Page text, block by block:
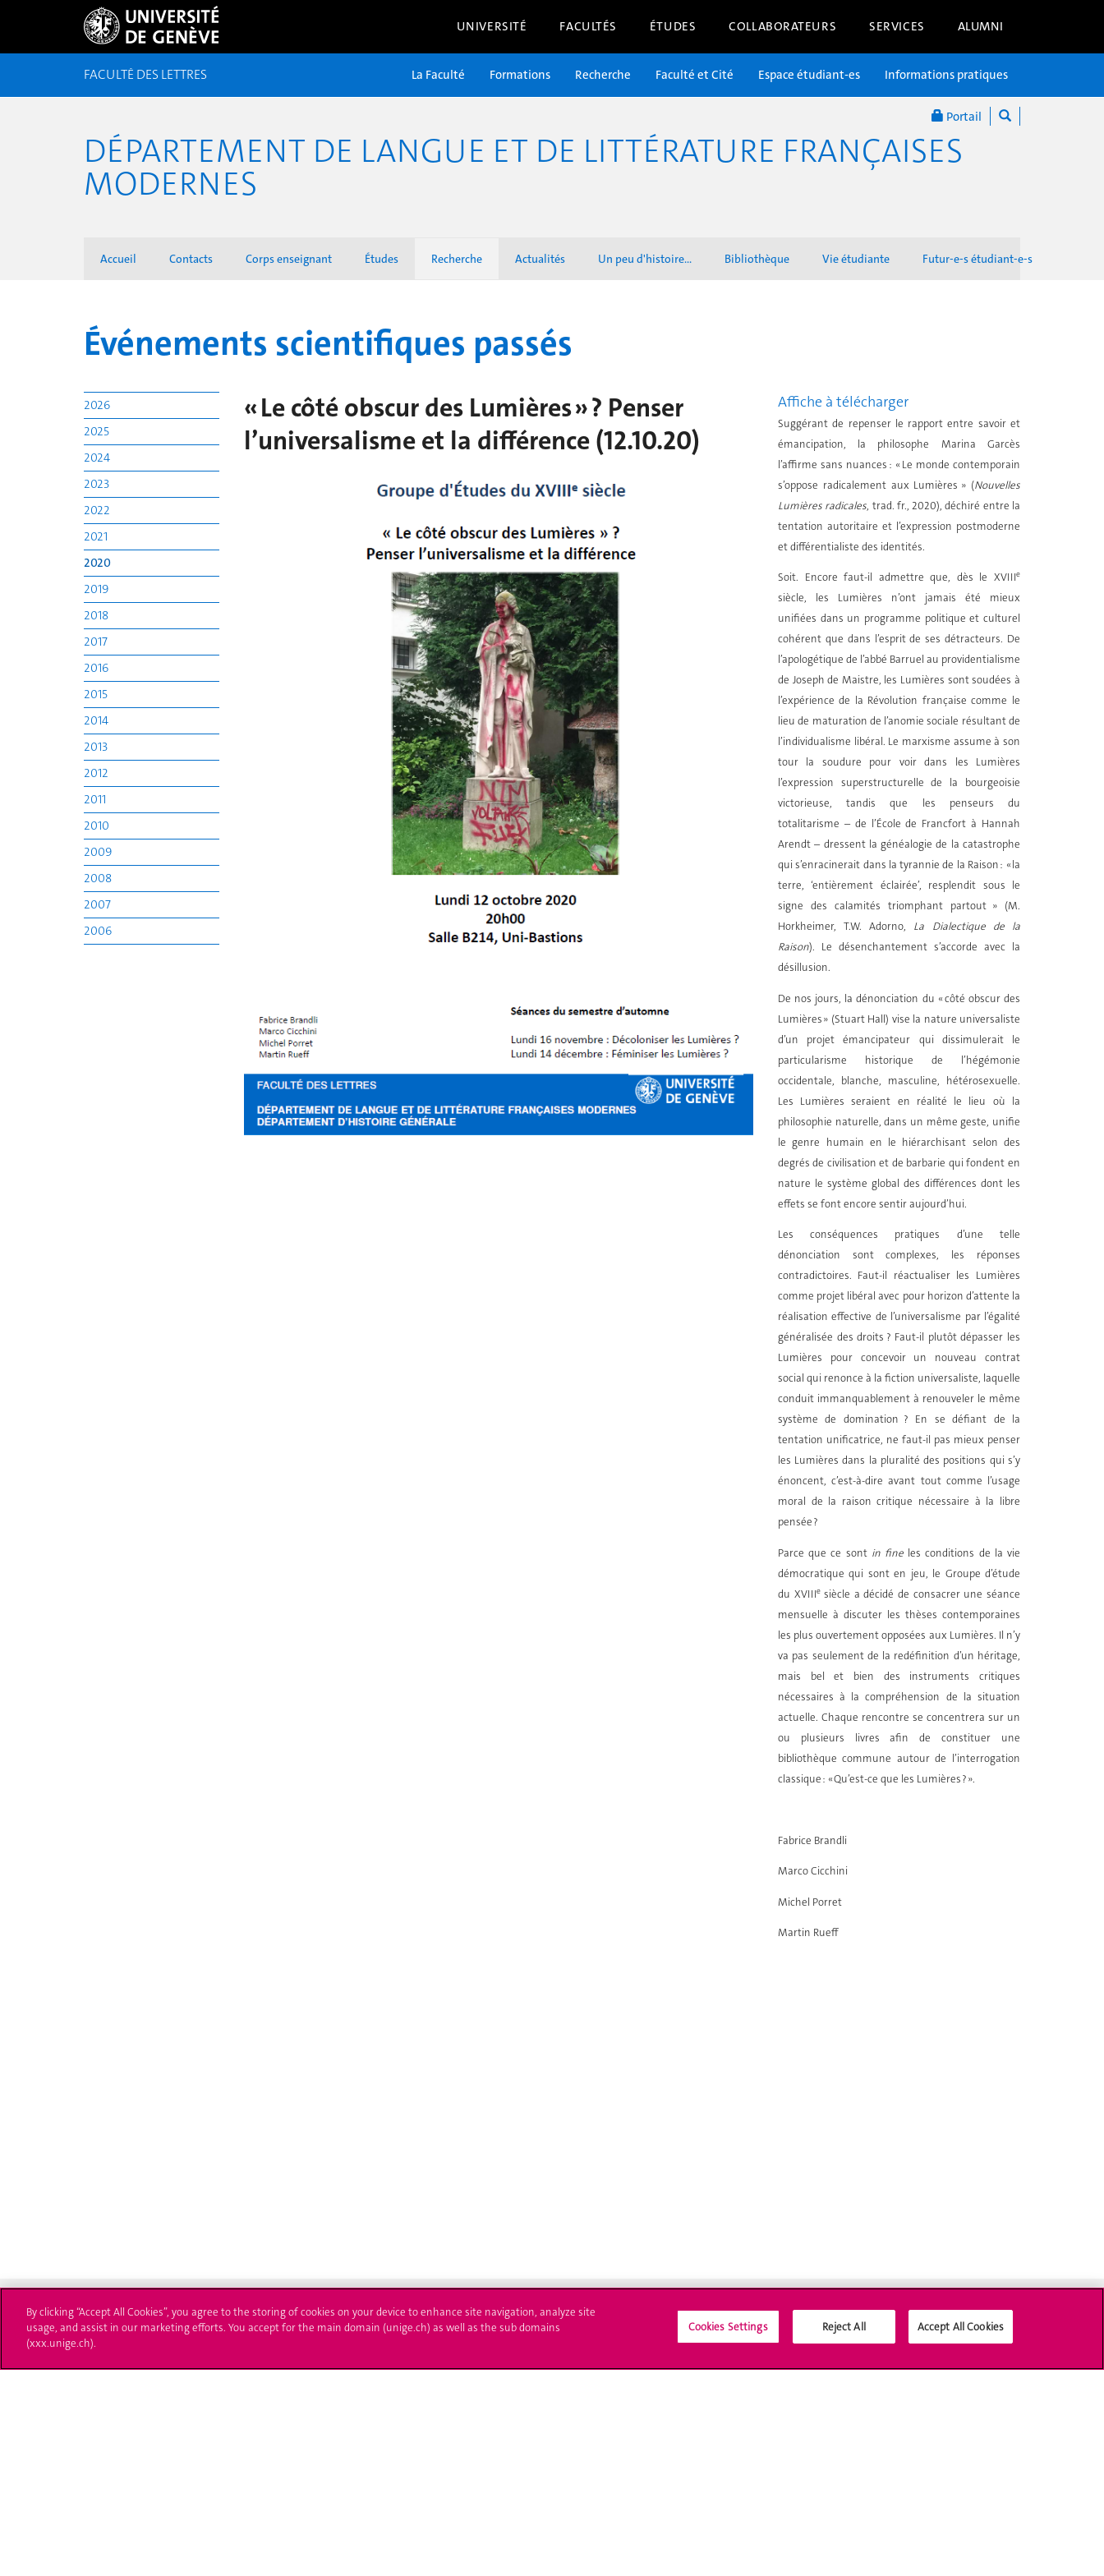
UNIVERSITÉ FACULTÉS ÉTUDES COLLABORATEURS SERVICES ALUMNI
Portail
FACULTÉ DES LETTRES La Faculté Formations Recherche Faculté et Cité Espace étudiant-es Informations pratiques
DÉPARTEMENT DE LANGUE ET DE LITTÉRATURE FRANÇAISES
MODERNES
Accueil Contacts Corps enseignant Études Recherche Actualités Un peu d'histoire... Bibliothèque Vie étudiante Futur-e-s étudiant-e-s
Événements scientifiques passés
2026
2025
2024
2023
2022
2021
2020
2019
2018
2017
2016
2015
2014
2013
2012
2011
2010
2009
2008
2007
2006
« Le côté obscur des Lumières » ? Penser
l’universalisme et la différence (12.10.20)
Affiche à télécharger
Suggérant de repenser le rapport entre savoir et
émancipation, la philosophe Marina Garcès
l’affirme sans nuances : « Le monde contemporain
s’oppose radicalement aux Lumières » (Nouvelles
Lumières radicales, trad. fr., 2020), déchiré entre la
tentation autoritaire et l’expression postmoderne
et différentialiste des identités.
Soit. Encore faut-il admettre que, dès le XVIIIe
siècle, les Lumières n’ont jamais été mieux
unifiées dans un programme politique et culturel
cohérent que dans l’esprit de ses détracteurs. De
l’apologétique de l’abbé Barruel au providentialisme
de Joseph de Maistre, les Lumières sont soudées à
l’expérience de la Révolution française comme le
lieu de maturation de l’anomie sociale résultant de
l’individualisme libéral. Le marxisme assume à son
tour la soudure pour voir dans les Lumières
l’expression superstructurelle de la bourgeoisie
victorieuse, tandis que les penseurs du
totalitarisme – de l’École de Francfort à Hannah
Arendt – dressent la généalogie de la catastrophe
qui s’enracinerait dans la tyrannie de la Raison : « la
terre, ‘entièrement éclairée’, resplendit sous le
signe des calamités triomphant partout » (M.
Horkheimer, T.W. Adorno, La Dialectique de la
Raison). Le désenchantement s’accorde avec la
désillusion.
De nos jours, la dénonciation du « côté obscur des
Lumières » (Stuart Hall) vise la nature universaliste
d’un projet émancipateur qui dissimulerait le
particularisme historique de l’hégémonie
occidentale, blanche, masculine, hétérosexuelle.
Les Lumières seraient en réalité le lieu où la
philosophie naturelle, dans un même geste, unifie
le genre humain en le hiérarchisant selon des
degrés de civilisation et de barbarie qui fondent en
nature le système global des différences dont les
effets se font encore sentir aujourd’hui.
Les conséquences pratiques d’une telle
dénonciation sont complexes, les réponses
contradictoires. Faut-il réactualiser les Lumières
comme projet libéral avec pour horizon d’attente la
réalisation effective de l’universalisme par l’égalité
généralisée des droits ? Faut-il plutôt dépasser les
Lumières pour concevoir un nouveau contrat
social qui renonce à la fiction universaliste, laquelle
conduit immanquablement à renouveler le même
système de domination ? En se défiant de la
tentation unificatrice, ne faut-il pas mieux penser
les Lumières dans la pluralité des positions qui s’y
énoncent, c’est-à-dire avant tout comme l’usage
moral de la raison critique nécessaire à la libre
pensée ?
Parce que ce sont in fineles conditions de la vie
démocratique qui sont en jeu, le Groupe d’étude
du XVIIIesiècle a décidé de consacrer une séance
mensuelle à discuter les thèses contemporaines
les plus ouvertement opposées aux Lumières. Il n’y
va pas seulement de la redéfinition d’un héritage,
mais bel et bien des instruments critiques
nécessaires à la compréhension de la situation
actuelle. Chaque rencontre se concentrera sur un
ou plusieurs livres afin de constituer une
bibliothèque commune autour de l’interrogation
classique : « Qu’est-ce que les Lumières ? ».
Fabrice Brandli
Marco Cicchini
Michel Porret
Martin Rueff
Université de Genève S'inscrire à l'UNIGE L'UNIGE vous informe Médias sociaux UNIGE
By clicking “Accept All Cookies”, you agree to the storing of cookies on your device to enhance site navigation, analyze site
usage, and assist in our marketing efforts. You accept for the main domain (unige.ch) as well as the sub domains
(xxx.unige.ch).
Cookies Settings Reject All Accept All Cookies